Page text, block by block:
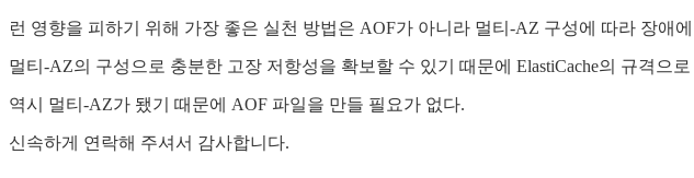
런 영향을 피하기 위해 가장 좋은 실천 방법은 AOF가 아니라 멀티-AZ 구성에 따라 장애
멀티-AZ의 구성으로 충분한 고장 저항성을 확보할 수 있기 때문에 ElastiCache의 규격으
역시 멀티-AZ가 됐기 때문에 AOF 파일을 만들 필요가 없다.
신속하게 연락해 주셔서 감사합니다.